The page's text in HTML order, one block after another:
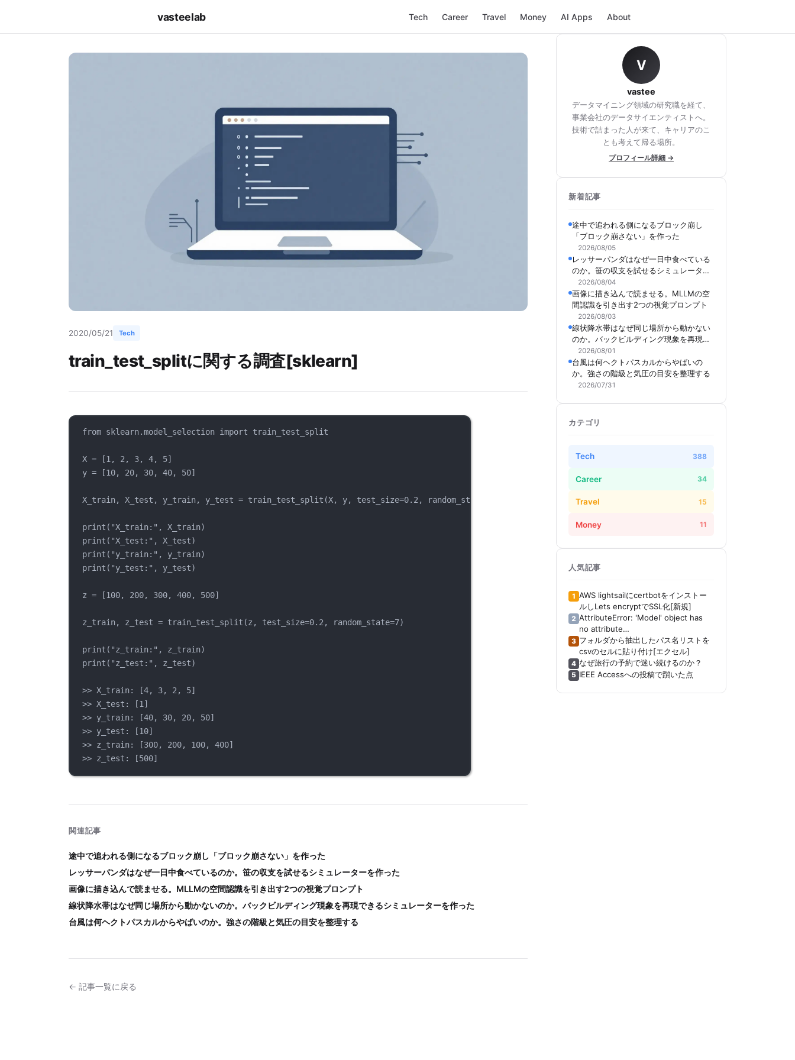
vasteelab Tech Career Travel Money AI Apps About
2020/05/21 Tech
train_test_splitに関する調査[sklearn]
from sklearn.model_selection import train_test_split
X = [1, 2, 3, 4, 5]
y = [10, 20, 30, 40, 50]
X_train, X_test, y_train, y_test = train_test_split(X, y, test_size=0.2, random_state=7)
print("X_train:", X_train)
print("X_test:", X_test)
print("y_train:", y_train)
print("y_test:", y_test)
z = [100, 200, 300, 400, 500]
z_train, z_test = train_test_split(z, test_size=0.2, random_state=7)
print("z_train:", z_train)
print("z_test:", z_test)
>> X_train: [4, 3, 2, 5]
>> X_test: [1]
>> y_train: [40, 30, 20, 50]
>> y_test: [10]
>> z_train: [300, 200, 100, 400]
>> z_test: [500]
関連記事
途中で追われる側になるブロック崩し「ブロック崩さない」を作った
レッサーパンダはなぜ一日中食べているのか。笹の収支を試せるシミュレーターを作った
画像に描き込んで読ませる。MLLMの空間認識を引き出す2つの視覚プロンプト
線状降水帯はなぜ同じ場所から動かないのか。バックビルディング現象を再現できるシミュレーターを作った
台風は何ヘクトパスカルからやばいのか。強さの階級と気圧の目安を整理する
← 記事一覧に戻る
V
vastee
データマイニング領域の研究職を経て、
事業会社のデータサイエンティストへ。
技術で詰まった人が来て、キャリアのこ
とも考えて帰る場所。
プロフィール詳細 →
新着記事
途中で追われる側になるブロック崩し
「ブロック崩さない」を作った
2026/08/05
レッサーパンダはなぜ一日中食べている
のか。笹の収支を試せるシミュレーター
を作った
2026/08/04
画像に描き込んで読ませる。MLLMの空
間認識を引き出す2つの視覚プロンプト
2026/08/03
線状降水帯はなぜ同じ場所から動かない
のか。バックビルディング現象を再現で
きるシミュレーターを作った
2026/08/01
台風は何ヘクトパスカルからやばいの
か。強さの階級と気圧の目安を整理する
2026/07/31
カテゴリ
Tech 388
Career 34
Travel 15
Money 11
人気記事
1 AWS lightsailにcertbotをインストー
ルしLets encryptでSSL化[新規]
2 AttributeError: 'Model' object has
no attribute
'_get_distribution_strategy'[Keras]
[Tensorboard]
3 フォルダから抽出したパス名リストを
csvのセルに貼り付け[エクセル]
4 なぜ旅行の予約で迷い続けるのか？
5 IEEE Accessへの投稿で躓いた点